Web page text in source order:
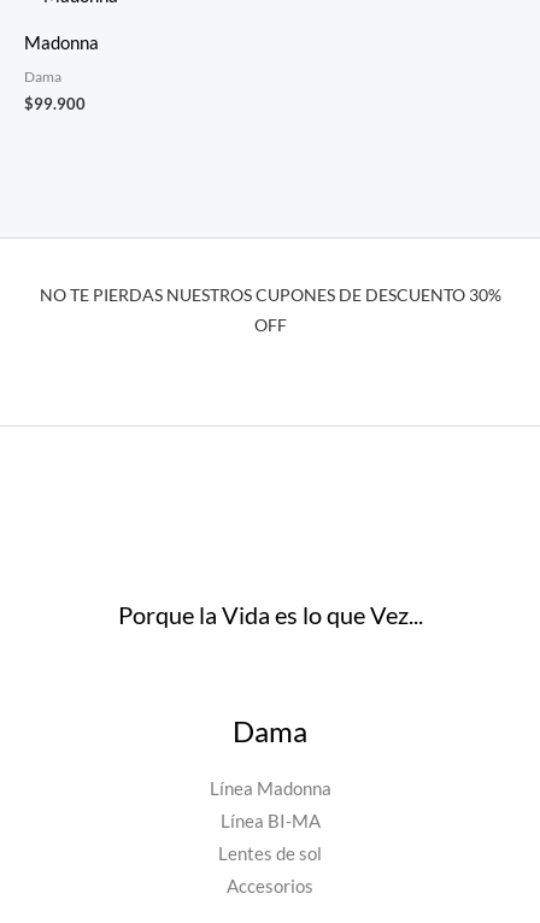
Madonna
Dama
$99.900
NO TE PIERDAS NUESTROS CUPONES DE DESCUENTO 30%
OFF
Porque la Vida es lo que Vez...
Dama
Línea Madonna
Línea BI-MA
Lentes de sol
Accesorios